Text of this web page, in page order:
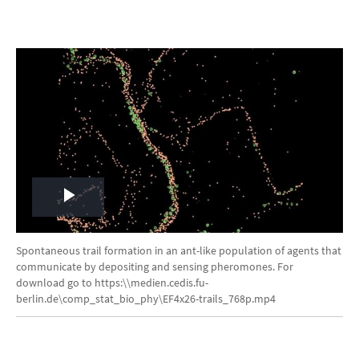
Play
Video
Spontaneous trail formation in an ant-like population of agents that
communicate by depositing and sensing pheromones. For
download go to https:\\medien.cedis.fu-
berlin.de\comp_stat_bio_phy\EF4x26-trails_768p.mp4